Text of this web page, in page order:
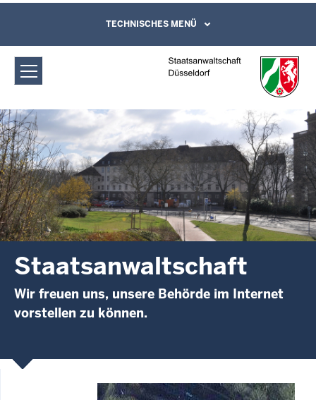
Staatsanwaltschaft Düsseldorf:
Staatsanwaltschaft
Direkt zum Inhalt
Leichte Sprache, Gebärdensprachenvideo
und Kontaktformular
TECHNISCHES MENÜ
Staatsanwaltschaft
Wir freuen uns, unsere Behörde im Internet
vorstellen zu können.